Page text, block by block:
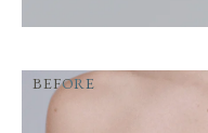
BEFORE